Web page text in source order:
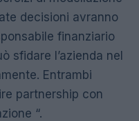
decisioni avranno
finanziario
sfidare l’azienda nel
Entrambi
partnership con
“.